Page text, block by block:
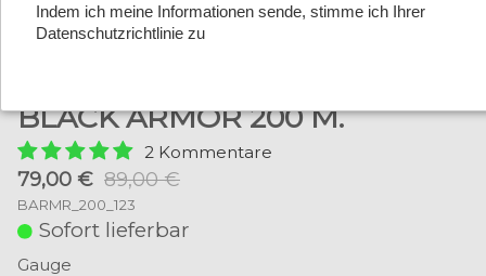
BLACK ARMOR 200 M.
2 Kommentare
79,00 € 89,00 €
BARMR_200_123
Sofort lieferbar
Gauge
Indem ich meine Informationen sende, stimme ich Ihrer
Datenschutzrichtlinie zu